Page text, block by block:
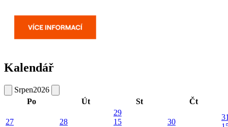
Kalendář
Srpen2026
Po
Út St Čt
27
28
29
15
30